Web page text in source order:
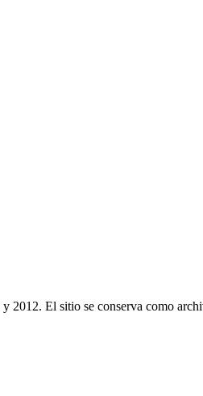
2012. El sitio se conserva como